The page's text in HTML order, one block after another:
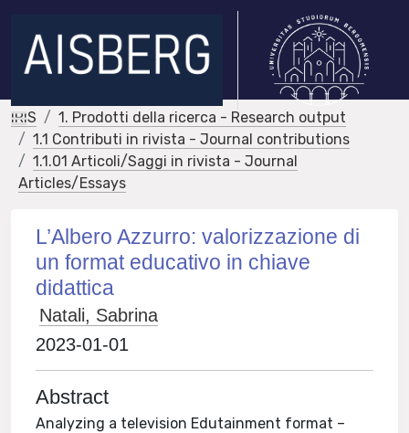
IRIS
1. Prodotti della ricerca - Research output
1.1 Contributi in rivista - Journal contributions
1.1.01 Articoli/Saggi in rivista - Journal
Articles/Essays
L’Albero Azzurro: valorizzazione di
un format educativo in chiave
didattica
Natali, Sabrina
2023-01-01
Abstract
Analyzing a television Edutainment format –